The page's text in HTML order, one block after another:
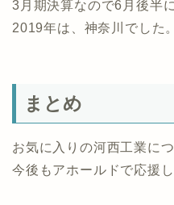
3月期決算なので6月後半
2019年は、神奈川でした。
まとめ
お気に入りの河西工業に
今後もアホールドで応援